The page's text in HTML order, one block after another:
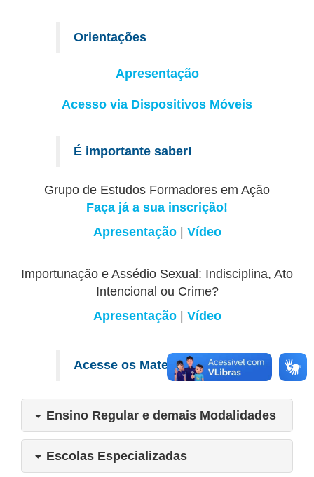
Orientações
Apresentação
Acesso via Dispositivos Móveis
É importante saber!
Grupo de Estudos Formadores em Ação
Faça já a sua inscrição!
Apresentação
Vídeo
Importunação e Assédio Sexual: Indisciplina, Ato
Intencional ou Crime?
Apresentação
Vídeo
Acesse os Materiais:
Ensino Regular e demais Modalidades
Escolas Especializadas